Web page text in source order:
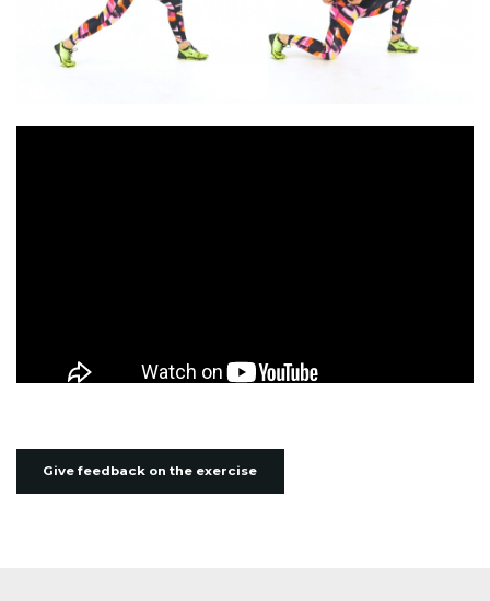
Give feedback on the exercise